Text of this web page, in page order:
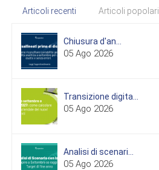
Articoli recenti Articoli popolari
Chiusura d'an...
05 Ago 2026
Transizione digita...
05 Ago 2026
Analisi di scenari...
05 Ago 2026